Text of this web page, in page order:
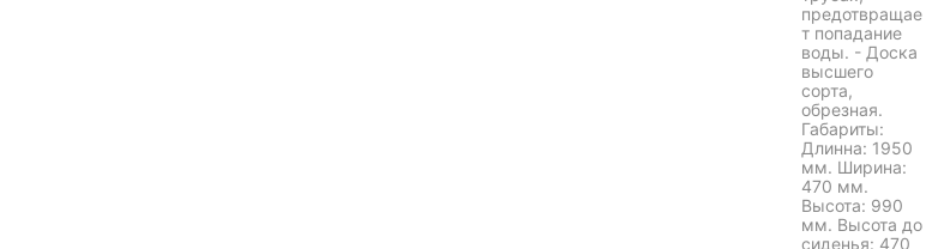
предотвращае
т попадание
воды. - Доска
высшего
сорта,
обрезная.
Габариты:
Длинна: 1950
мм. Ширина:
470 мм.
Высота: 990
мм. Высота до
сиденья: 470